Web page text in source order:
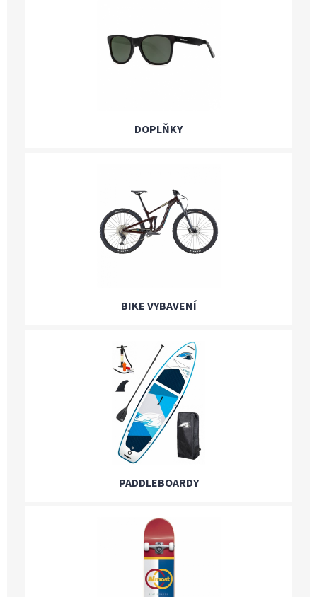
DOPLŇKY
BIKE VYBAVENÍ
PADDLEBOARDY